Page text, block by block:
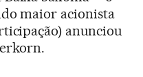
maior acionista
anunciou